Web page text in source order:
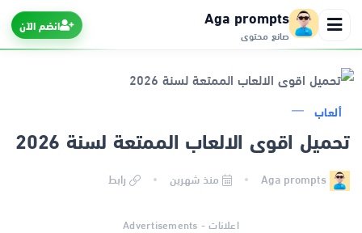
Aga prompts
صانع محتوى
انضم الآن
التطبيقات
ألعاب
تحميل اقوى الالعاب الممتعة لسنة 2026
منذ شهرين رابط
اعلانات - Advertisements